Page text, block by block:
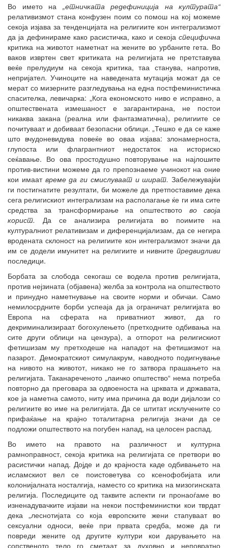
Во името на „етничката редефиниција на културата“
релативизмот стана конфузен поим со помош на кој можеме
секоја изјава за тенденцијата на религиите кон интегрализмот
да ја дефинираме како расистичка, како и секоја специфична
критика на животот наметнат на жените во урбаните гета. Во
ваков извртен свет критиката на религијата не претставува
веќе прелудиум на секоја критика, таа станува, напротив,
непријател. Учиноците на наведената мутација можат да се
мерат со мизерните разгледувања на една постфеминистичка
спасителка, левичарка: „Кога економското ниво е исправно, а
општествената измешаност е загарантирана, не постои
никаква закана (реална или фантазматична), религиите се
почитуваат и добиваат безопасни облици. „Тешко е да се каже
што вчудоневидува повеќе во оваа изјава: злонамерноста,
глупоста или флагрантниот недостаток на историско
сеќавање. Во ова простодушно повторување на најлошите
против-вистини можеме да го препознаеме учинокот на оние
кои имаат време да ги смислуваат и шират. Забележувајќи
ги постигнатите резултати, би можеле да претпоставиме дека
сега религискиот интегрализам на располагање ќе ги има сите
средства за трансформирање на општеството во своја
корист. Да се анализира религијата во поимите на
културалниот релативизам и диференцијализам, да се негира
вродената склоност на религиите кон интегрализмот значи да
им се додели имунитет на религиите и нивните предвидливи
последици.
Борбата за слобода секогаш се водела против религијата,
против нејзината (објавена) желба за контрола на општеството
и принудно наметнување на своите норми и обичаи. Само
немилосрдните борби успеаја да ја ограничат религијата во
Европа на сферата на приватниот живот, да го
декриминализираат богохулењето (претходните одбивања на
сите други облици на цензура), а отпорот на религискиот
фетишизам му претходеше на нападот на фетишизмот на
пазарот. Демократскиот симулакрум, наводното подигнување
на нивото на животот, никако не го затвора прашањето на
религијата. Таканареченото „лаичко општество“ нема потреба
повторно да преговара за одвоеноста на црквата и државата,
кое ја наметна самото, ниту има причина да води дијалози со
религиите во име на религијата. Да се штитат исклучените со
прифаќање на крајно тоталитарна религија значи да се
подложи општеството на погубен напад, на целосен распад.
Во името на правото на различност и културна
рамноправност, секоја критика на религијата се претвори во
расистички напад. Дојде и до крајноста каде одбивањето на
исламскиот вел се поистоветува со ксенофобијата или
колонијалната носталгија, наместо со критика на мизогинската
религија. Последиците од таквите аспекти ги пронаоѓаме во
изненадувачките изјави на некои постфеминистки кои тврдат
дека „леснотијата со која европските жени стапуваат во
сексуални односи, веќе при првата средба, може да ги
повреди жените од другите култури кои дарувањето на
сопственото тело го сметаат за духовно и неповратно